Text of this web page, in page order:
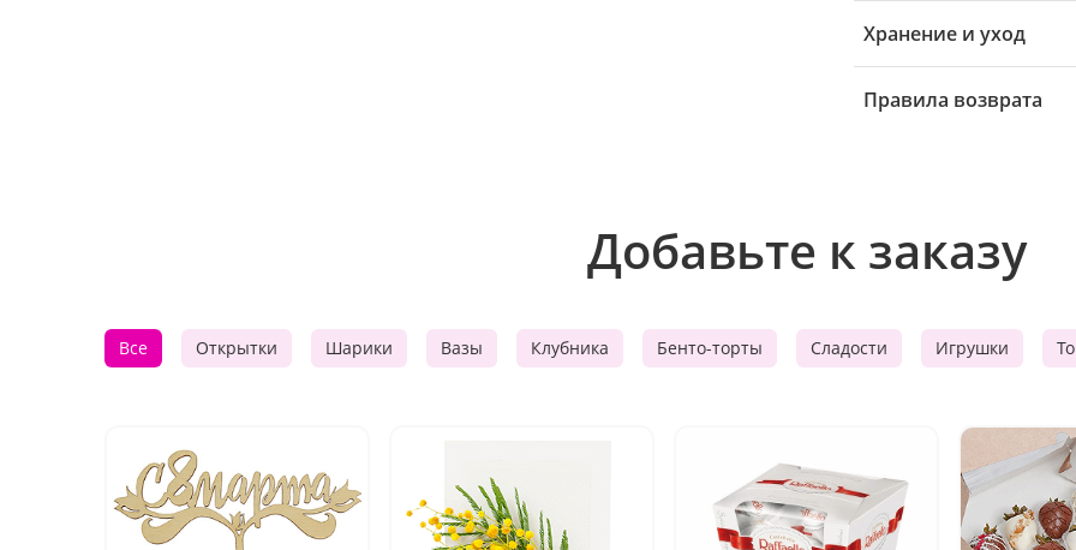
Хранение и уход
Правила возврата
Добавьте к заказу
Все Открытки Шарики Вазы Клубника Бенто-торты Сладости Игрушки